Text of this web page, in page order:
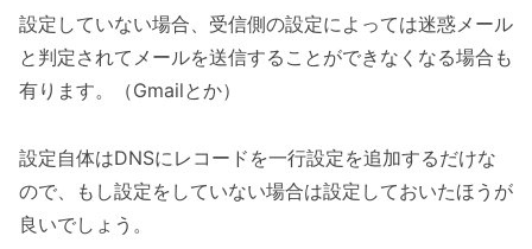
設定していない場合、受信側の設定によっては迷惑メール
と判定されてメールを送信することができなくなる場合も
有ります。（Gmailとか）
設定自体はDNSにレコードを一行設定を追加するだけな
ので、もし設定をしていない場合は設定しておいたほうが
良いでしょう。